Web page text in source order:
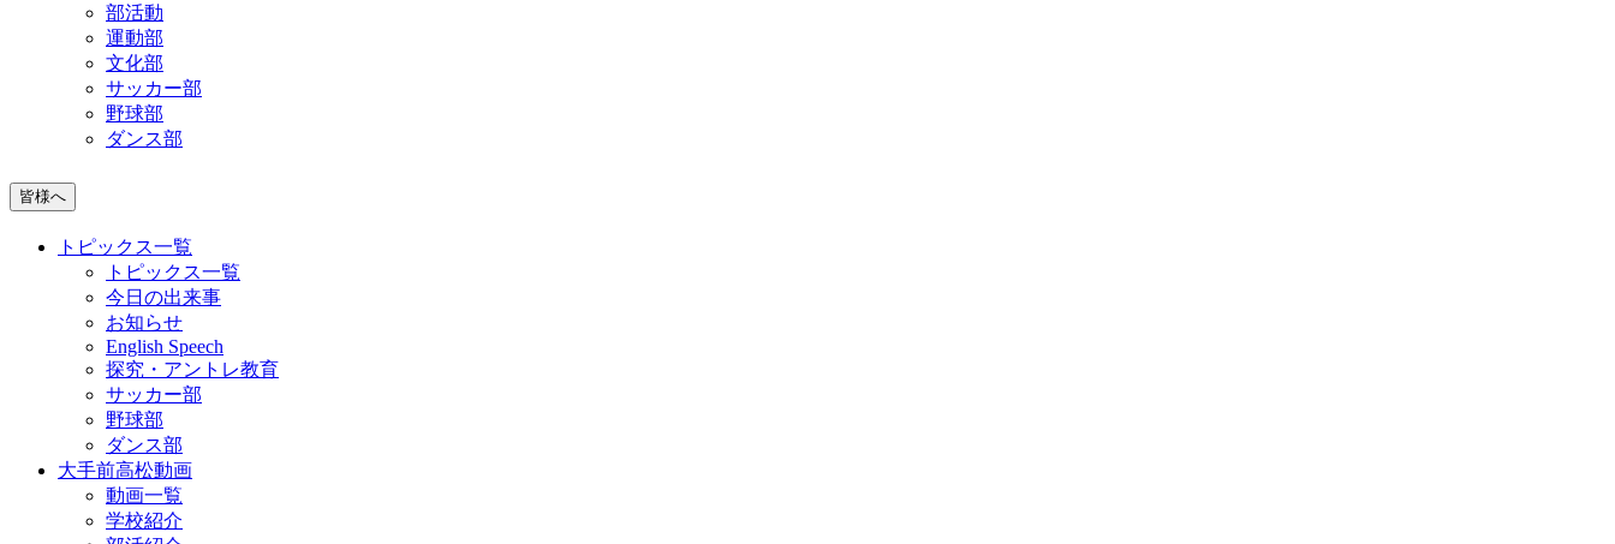
部活動
運動部
文化部
サッカー部
野球部
ダンス部
皆様へ
トピックス一覧
トピックス一覧
今日の出来事
お知らせ
English Speech
探究・アントレ教育
サッカー部
野球部
ダンス部
大手前高松動画
動画一覧
学校紹介